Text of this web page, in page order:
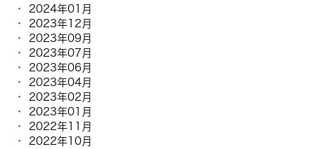
2024年01月
2023年12月
2023年09月
2023年07月
2023年06月
2023年04月
2023年02月
2023年01月
2022年11月
2022年10月